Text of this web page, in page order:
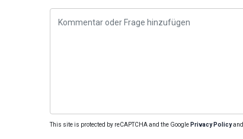
This site is protected by reCAPTCHA and the Google Privacy Policyand